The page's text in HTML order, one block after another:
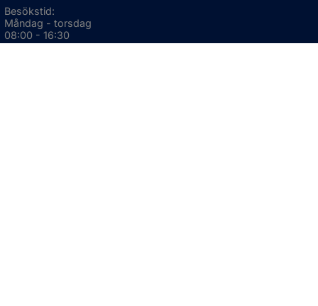
Besökstid:
Måndag - torsdag
08:00 - 16:30
Fredag